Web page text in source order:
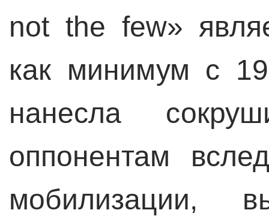
not the few»
как минимум с
нанесла
оппонентам
мобилизации,